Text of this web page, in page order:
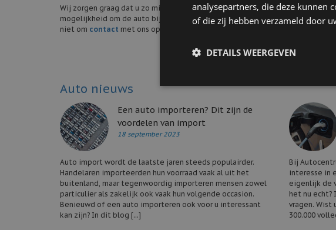
Wij zorgen graag dat u zo min mogelijk last ondervindt van het gemis van uw
mogelijkheid om de auto bij u thuis of op kantoor op te komen halen! Heeft u
niet om contact met ons op te nemen!
Auto nieuws
Een auto importeren? Dit zijn de
voordelen van import
18 september 2023
Auto import wordt de laatste jaren steeds populairder.
Handelaren importeerden hun voorraad vaak al uit het
buitenland, maar tegenwoordig importeren mensen zowel
particulier als zakelijk ook vaak hun volgende occasion.
Benieuwd of een auto importeren ook voor u interessant
kan zijn? In dit blog [...]
Bij
interesse in
eigenlijk de
het nu echt?
vragen. Wist
300.000
analysepartners, die deze kunnen
of die zij hebben verzameld door
DETAILS WEERGEVEN